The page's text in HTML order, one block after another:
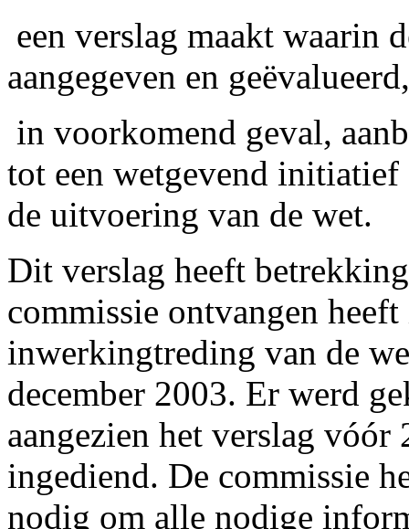
een verslag maakt waarin
aangegeven en geëvalueerd,
in voorkomend geval,
tot een wetgevend initiatief
de uitvoering van de wet.
Dit verslag heeft
commissie ontvangen
inwerkingtreding van de
december 2003. Er werd
aangezien het verslag vóór
ingediend. De commissie
nodig om alle nodige